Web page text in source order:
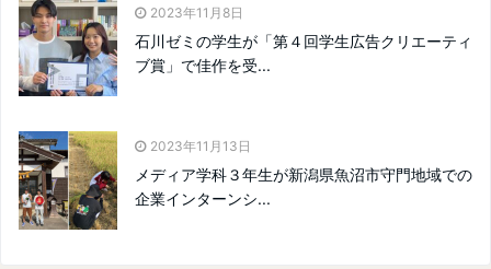
2023年11月8日
石川ゼミの学生が「第４回学生広告クリエーティ
ブ賞」で佳作を受...
2023年11月13日
メディア学科３年生が新潟県魚沼市守門地域での
企業インターンシ...